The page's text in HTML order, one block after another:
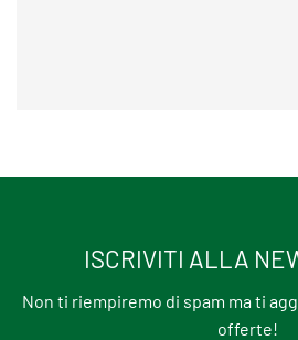
ISCRIVITI ALLA
Non ti riempiremo di spam ma ti
offerte!